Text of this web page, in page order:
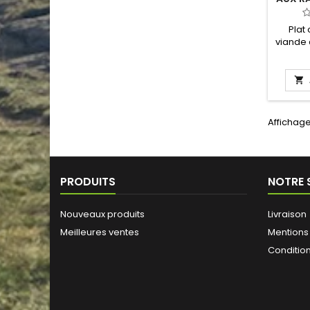
Plat
viande
et
Ce

PRODUITS
Nouveaux produits
Meilleures ventes
NOTRE
Livraison